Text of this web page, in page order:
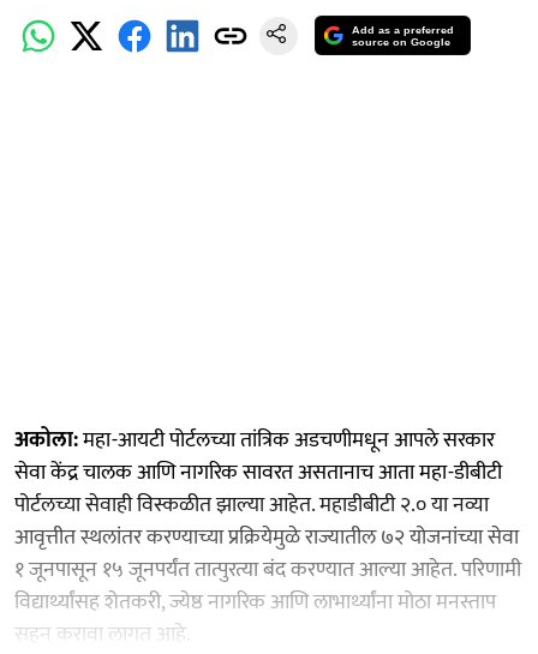
Add as a preferred
source on Google
अकोला:महा-आयटी पोर्टलच्या तांत्रिक अडचणीमधून आपले सरकार
सेवा केंद्र चालक आणि नागरिक सावरत असतानाच आता महा-डीबीटी
पोर्टलच्या सेवाही विस्कळीत झाल्या आहेत. महाडीबीटी २.० या नव्या
आवृत्तीत स्थलांतर करण्याच्या प्रक्रियेमु‌ळे राज्यातील ७२ योजनांच्या सेवा
१ जूनपासून १५ जूनपर्यंत तात्पुरत्या बंद करण्यात आल्या आहेत. परिणामी
विद्यार्थ्यांसह शेतकरी, ज्येष्ठ नागरिक आणि लाभार्थ्यांना मोठा मनस्ताप
सहन करावा लागत आहे.